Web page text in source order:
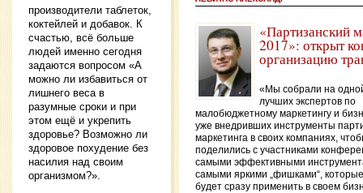
производители таблеток,
коктейлей и добавок. К
счастью, всё больше
людей именно сегодня
задаются вопросом «А
можно ли избавиться от
лишнего веса в
разумные сроки и при
этом ещё и укрепить
здоровье? Возможно ли
здоровое похудение без
насилия над своим
организмом?».
«Партизанский
2017»: открыт
организацию
«Мы собрали на
лучших экспертов по
малобюджетному маркетингу и
уже внедривших инструменты
маркетинга в своих компаниях,
поделились с участниками
самыми эффективными
самыми яркими „фишками“,
будет сразу применить в своем